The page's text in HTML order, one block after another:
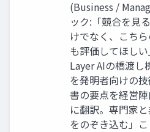
(Business /
ック:「競合を見
けでなく、こち
も評価してほし
Layer AIの橋渡し
を発明者向けの
書の要点を経営
に翻訳。専門家
をのぞき込む」こ